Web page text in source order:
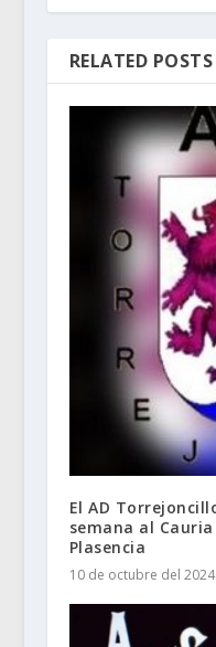
RELATED POSTS
El AD
semana al
Plasencia
10 de octubre del 2024